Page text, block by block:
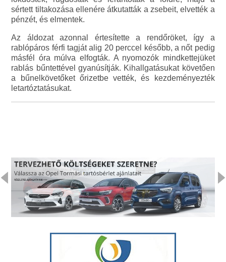
sértett tiltakozása ellenére átkutatták a zsebeit, elvették a
pénzét, és elmentek.
Az áldozat azonnal értesítette a rendőröket, így a
rablópáros férfi tagját alig 20 perccel később, a nőt pedig
másfél óra múlva elfogták. A nyomozók mindkettejüket
rablás bűntettével gyanúsítják. Kihallgatásukat követően
a bűnelkövetőket őrizetbe vették, és kezdeményezték
letartóztatásukat.